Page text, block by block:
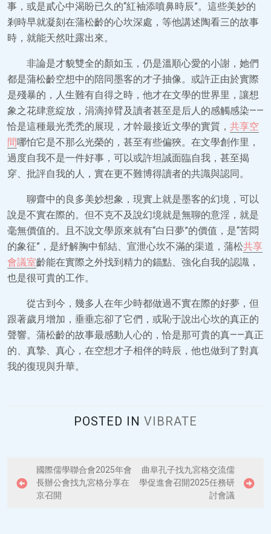
事，或是貳心中渴盼已久的“紅袖添噴鼻時辰”。這些美妙的
剎時早就凝刻在蒲松齡的心坎深處，等他講述陶看三的故事
時，就能天然吐露出來。
非論是才貌雙全的顏如玉，仍是溫順心愛的小謝，她們
都是蒲松齡空想中的陪同墨客的才子抽像。或許正由於實際
是殘暴的，人生難有自得之時，他才在文學的世界里，讓想
象之花肆意綻放，涓滴掉臂及讀者甚至是后人的感觸感染——
恰是這種最光禿禿的展現，才幹最接近文學的實質， 共享空
間哪怕它是不那么光榮的，甚至有些偏狹。在文學創作里，
過度自我不是一件好事，可以或許坦誠面臨自我，甚至揭
穿、批評自我的人，實在更不難博得讀者的共識與認同。
聊齋中的良多美妙想象，現實上就是墨客的幻境，可以
說是不實在際的。但不克不及說幻境就是無聊的意淫，就是
毫無價值的。且不說文學原來就有“白日夢”的價值，是“苦悶
的象征”，是紓解胸中郁結、宣泄心坎不滿的渠道，蒲松共享
會議室齡能在實際之外找到精力的錨點、強化自我的認識，
也是很可貴的工作。
從古到今，幾多人在年少時都做過不實在際的好夢，但
跟著歲月增加，垂垂忘卻了它們，或恥于說出心坎的真正的
聲響。蒲松齡的故事最感動人心的，恰是那可貴的真——真正
的、真摯、真心，在空想才子相伴的時辰，他也做到了對真
我的復現與升華。
POSTED IN VIBRATE
o
國際儒學聯合會2025年會
長辦公會找九宮格分享在
京召開
曲阜孔子找九宮格交流儒
學促進會召開2025任務研
討會議